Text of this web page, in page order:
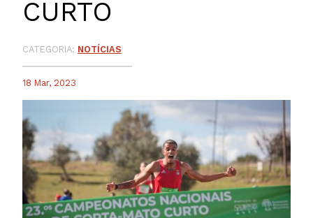
CURTO
CATEGORIA: NOTÍCIAS
18 Mar, 2023